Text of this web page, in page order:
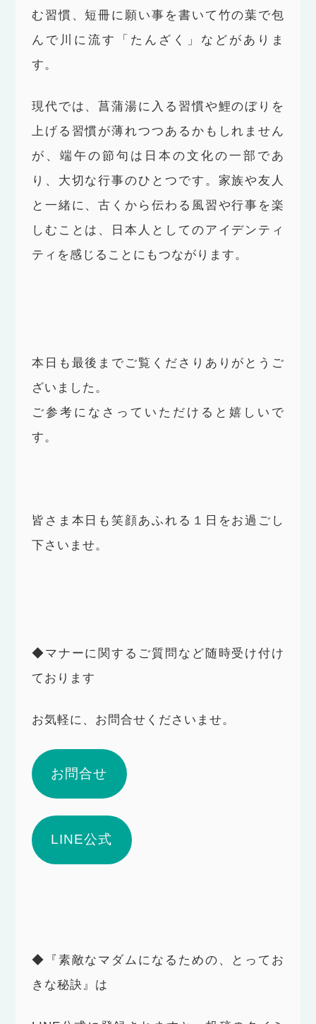
む習慣、短冊に願い事を書いて竹の葉で包
んで川に流す「たんざく」などがありま
す。
現代では、菖蒲湯に入る習慣や鯉のぼりを
上げる習慣が薄れつつあるかもしれません
が、端午の節句は日本の文化の一部であ
り、大切な行事のひとつです。家族や友人
と一緒に、古くから伝わる風習や行事を楽
しむことは、日本人としてのアイデンティ
ティを感じることにもつながります。
本日も最後までご覧くださりありがとうご
ざいました。
ご参考になさっていただけると嬉しいで
す。
皆さま本日も笑顔あふれる１日をお過ごし
下さいませ。
◆マナーに関するご質問など随時受け付け
ております
お気軽に、お問合せくださいませ。
お問合せ
LINE公式
◆『素敵なマダムになるための、とってお
きな秘訣』は